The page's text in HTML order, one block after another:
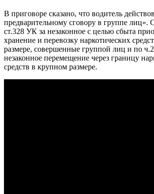
В приговоре сказано, что водитель
предварительному сговору в группе лиц».
ст.328 УК за незаконное с целью сбыта
хранение и перевозку наркотических
размере, совершенные группой лиц и по
незаконное перемещение через границу
средств в крупном размере.